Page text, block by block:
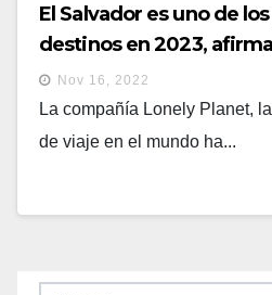
El Salvador es uno de
destinos en 2023,
internacional de viajes
Nov 16, 2022
La compañía Lonely Planet,
de viaje en el mundo ha...